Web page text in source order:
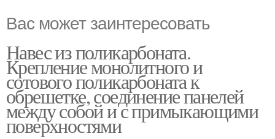
Вас может заинтересовать
Навес из поликарбоната.
Крепление монолитного и
сотового поликарбоната к
обрешетке, соединение панелей
между собой и с примыкающими
поверхностями